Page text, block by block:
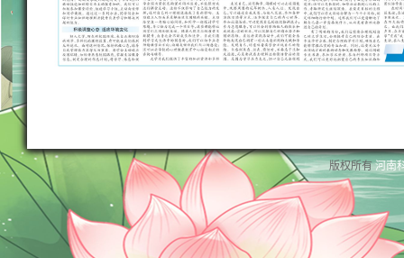
版权所有河南